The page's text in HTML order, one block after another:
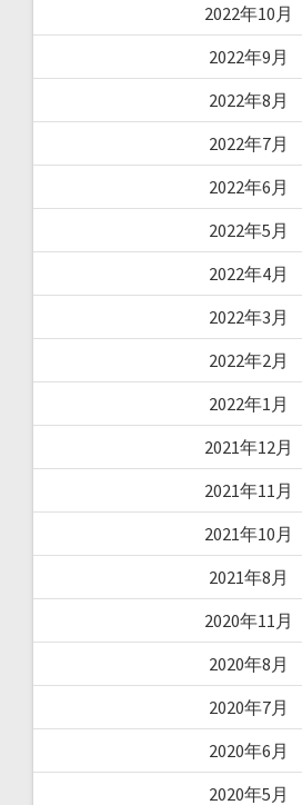
2022年10月
2022年9月
2022年8月
2022年7月
2022年6月
2022年5月
2022年4月
2022年3月
2022年2月
2022年1月
2021年12月
2021年11月
2021年10月
2021年8月
2020年11月
2020年8月
2020年7月
2020年6月
2020年5月